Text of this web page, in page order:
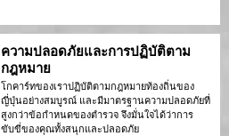
ความปลอดภัยและการปฏิบัติตาม
กฎหมาย
โกคาร์ทของเราปฏิบัติตามกฎหมายท้องถิ่นของ
ญี่ปุ่นอย่างสมบูรณ์ และมีมาตรฐานความปลอดภัยที่
สูงกว่าข้อกำหนดของตำรวจ จึงมั่นใจได้ว่าการ
ขับขี่ของคุณทั้งสนุกและปลอดภัย